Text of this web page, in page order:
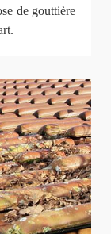
de gouttière